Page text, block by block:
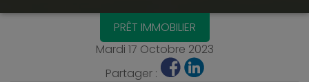
PRÊT IMMOBILIER
Mardi 17 Octobre 2023
Partager :